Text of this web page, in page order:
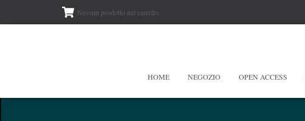
Nessun prodotto nel carrello.
HOME NEGOZIO OPEN ACCESS